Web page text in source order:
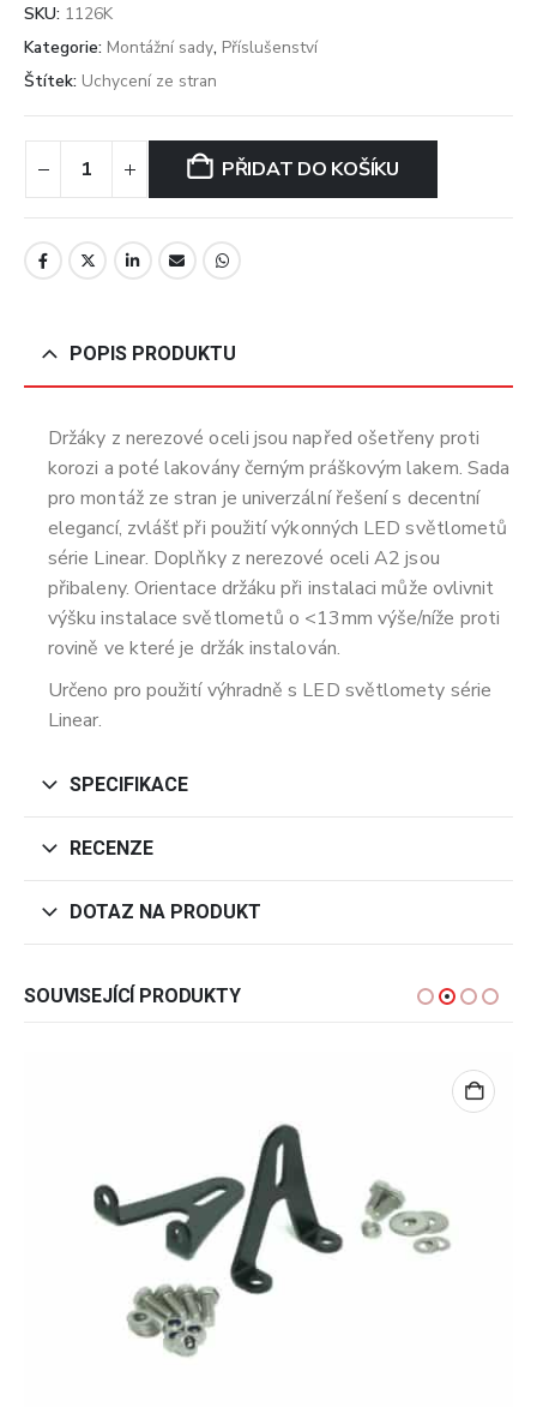
SKU: 1126K
Kategorie: Montážní sady, Příslušenství
Štítek: Uchycení ze stran
PŘIDAT DO KOŠÍKU
POPIS PRODUKTU
Držáky z nerezové oceli jsou napřed ošetřeny proti
korozi a poté lakovány černým práškovým lakem. Sada
pro montáž ze stran je univerzální řešení s decentní
elegancí, zvlášť při použití výkonných LED světlometů
série Linear. Doplňky z nerezové oceli A2 jsou
přibaleny. Orientace držáku při instalaci může ovlivnit
výšku instalace světlometů o <13mm výše/níže proti
rovině ve které je držák instalován.
Určeno pro použití výhradně s LED světlomety série
Linear.
SPECIFIKACE
RECENZE
DOTAZ NA PRODUKT
SOUVISEJÍCÍ PRODUKTY